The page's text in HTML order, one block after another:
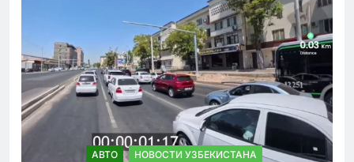
АВТО НОВОСТИ УЗБЕКИСТАНА